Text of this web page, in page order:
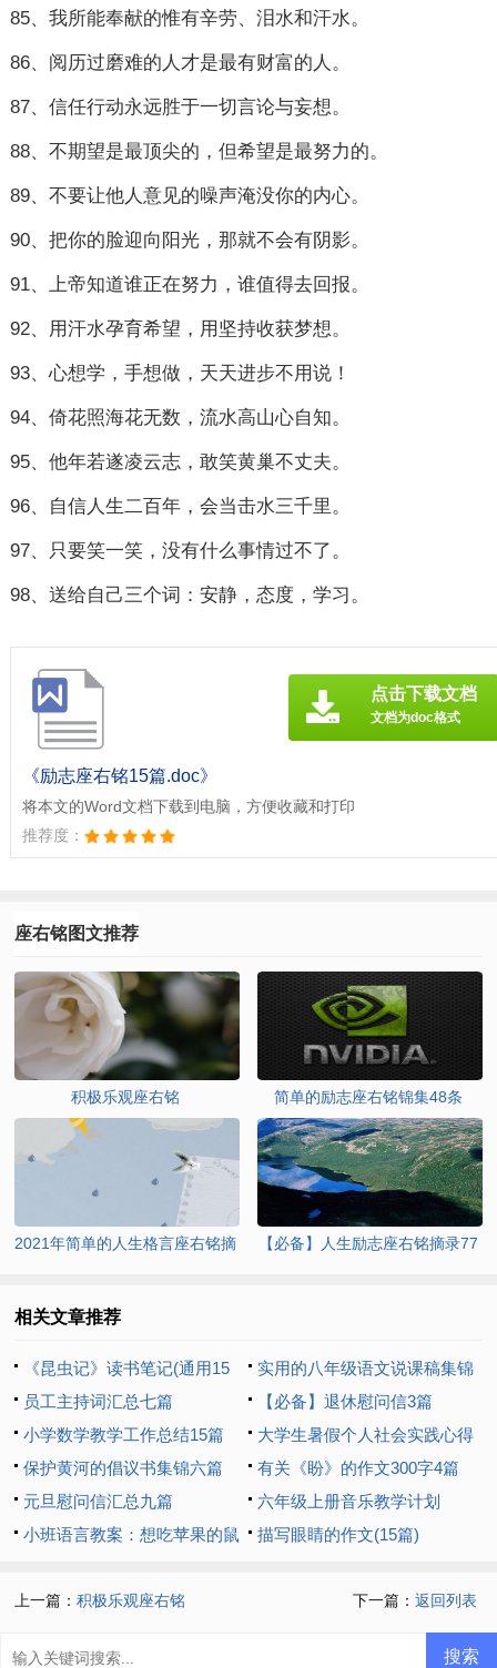
85、我所能奉献的惟有辛劳、泪水和汗水。
86、阅历过磨难的人才是最有财富的人。
87、信任行动永远胜于一切言论与妄想。
88、不期望是最顶尖的，但希望是最努力的。
89、不要让他人意见的噪声淹没你的内心。
90、把你的脸迎向阳光，那就不会有阴影。
91、上帝知道谁正在努力，谁值得去回报。
92、用汗水孕育希望，用坚持收获梦想。
93、心想学，手想做，天天进步不用说！
94、倚花照海花无数，流水高山心自知。
95、他年若遂凌云志，敢笑黄巢不丈夫。
96、自信人生二百年，会当击水三千里。
97、只要笑一笑，没有什么事情过不了。
98、送给自己三个词：安静，态度，学习。
《励志座右铭15篇.doc》
将本文的Word文档下载到电脑，方便收藏和打印
推荐度：
点击下载文档
文档为doc格式
座右铭图文推荐
积极乐观座右铭 简单的励志座右铭锦集48条
2021年简单的人生格言座右铭摘
【必备】人生励志座右铭摘录77
相关文章推荐
《昆虫记》读书笔记(通用15
篇)
实用的八年级语文说课稿集锦
7篇
员工主持词汇总七篇
【必备】退休慰问信3篇
小学数学教学工作总结15篇
大学生暑假个人社会实践心得
体会
保护黄河的倡议书集锦六篇
有关《盼》的作文300字4篇
元旦慰问信汇总九篇
六年级上册音乐教学计划
小班语言教案：想吃苹果的鼠
描写眼睛的作文(15篇)
上一篇：积极乐观座右铭 下一篇：返回列表